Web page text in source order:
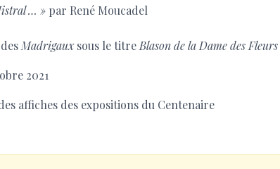
… » par René Moucadel
Madrigauxsous le titre Blason de la Dame des Fleurs
2021
affiches des expositions du Centenaire